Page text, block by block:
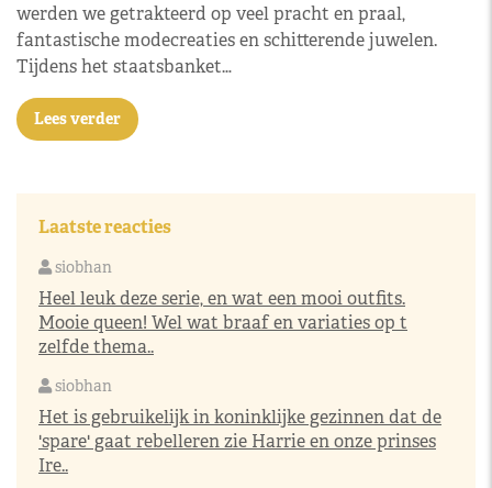
werden we getrakteerd op veel pracht en praal,
fantastische modecreaties en schitterende juwelen.
Tijdens het staatsbanket…
Lees verder
Laatste reacties
siobhan
Heel leuk deze serie, en wat een mooi outfits.
Mooie queen! Wel wat braaf en variaties op t
zelfde thema..
siobhan
Het is gebruikelijk in koninklijke gezinnen dat de
'spare' gaat rebelleren zie Harrie en onze prinses
Ire..